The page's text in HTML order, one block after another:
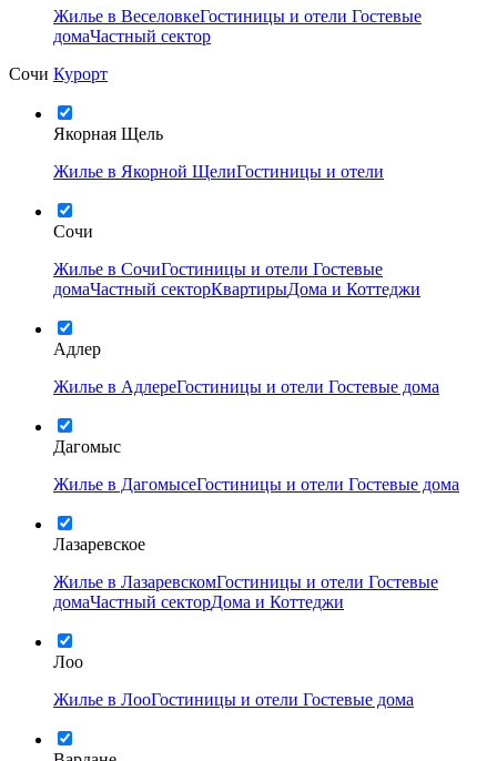
Жилье в ВеселовкеГостиницы и отели Гостевые
домаЧастный сектор
Сочи Курорт
Якорная Щель
Жилье в Якорной ЩелиГостиницы и отели
Сочи
Жилье в СочиГостиницы и отели Гостевые
домаЧастный секторКвартирыДома и Коттеджи
Адлер
Жилье в АдлереГостиницы и отели Гостевые дома
Дагомыс
Жилье в ДагомысеГостиницы и отели Гостевые дома
Лазаревское
Жилье в ЛазаревскомГостиницы и отели Гостевые
домаЧастный секторДома и Коттеджи
Лоо
Жилье в ЛооГостиницы и отели Гостевые дома